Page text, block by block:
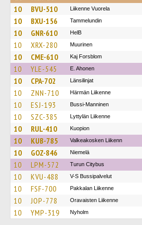
10 BVU-510 Liikenne Vuorela
10 BXU-156 Tammelundin
10 GNR-610 HelB
10 XRX-280 Muurinen
10 CME-610 Kaj Forsblom
10 YLE-545 E. Ahonen
10 CPA-702 Länsilinjat
10 ZNN-710 Härmän Liikenne
10 ESJ-193 Bussi-Manninen
10 SZC-385 Lyttylän Liikenne
10 RUL-410 Kuopion
10 KUB-785 Valkeakosken Liikenn
10 GOZ-846 Niemelä
10 LPM-572 Turun Citybus
10 KVU-488 V-S Bussipalvelut
10 FSF-700 Pakkalan Liikenne
10 JOP-778 Oravaisten Liikenne
10 YMP-319 Nyholm